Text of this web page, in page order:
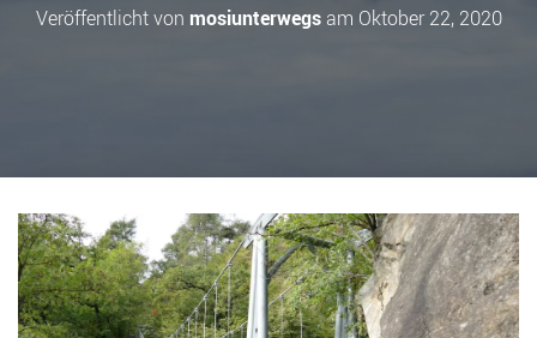
C
Veröffentlicht von mosiunterwegsam Oktober 22, 2020